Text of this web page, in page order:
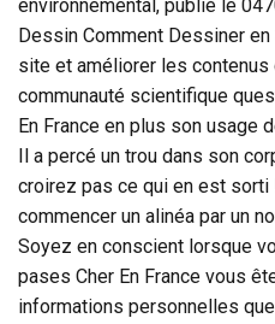
environnemental, publié le
Dessin Comment Dessiner
site et améliorer les
communauté scientifique
En France en plus son usage
Il a percé un trou dans son
croirez pas ce qui en est sorti
commencer un alinéa par un
Soyez en conscient lorsque
pases Cher En France vous
informations personnelles